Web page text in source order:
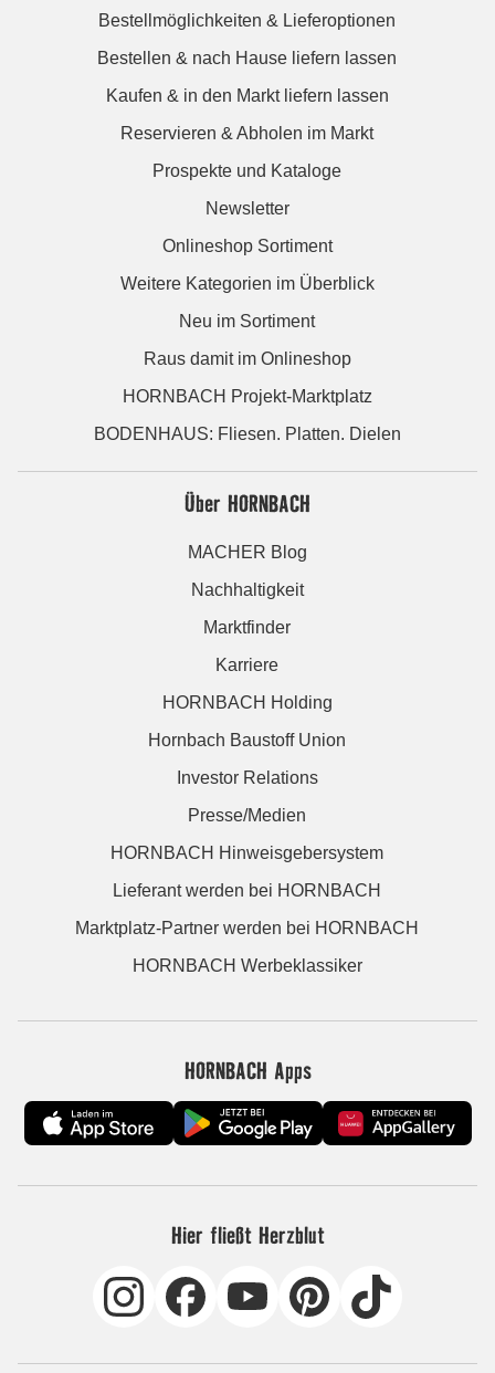
Bestellmöglichkeiten & Lieferoptionen
Bestellen & nach Hause liefern lassen
Kaufen & in den Markt liefern lassen
Reservieren & Abholen im Markt
Prospekte und Kataloge
Newsletter
Onlineshop Sortiment
Weitere Kategorien im Überblick
Neu im Sortiment
Raus damit im Onlineshop
HORNBACH Projekt-Marktplatz
BODENHAUS: Fliesen. Platten. Dielen
Über HORNBACH
MACHER Blog
Nachhaltigkeit
Marktfinder
Karriere
HORNBACH Holding
Hornbach Baustoff Union
Investor Relations
Presse/Medien
HORNBACH Hinweisgebersystem
Lieferant werden bei HORNBACH
Marktplatz-Partner werden bei HORNBACH
HORNBACH Werbeklassiker
HORNBACH Apps
Hier fließt Herzblut